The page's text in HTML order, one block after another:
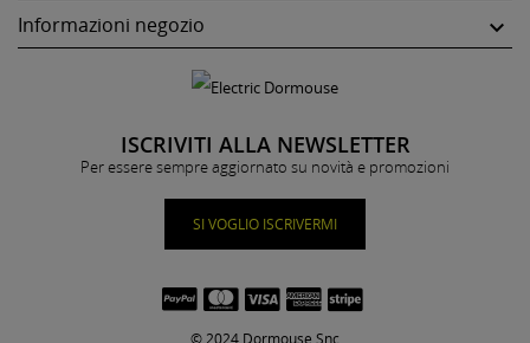
Informazioni negozio 
ISCRIVITI ALLA NEWSLETTER
Per essere sempre aggiornato su novità e promozioni
SI VOGLIO ISCRIVERMI